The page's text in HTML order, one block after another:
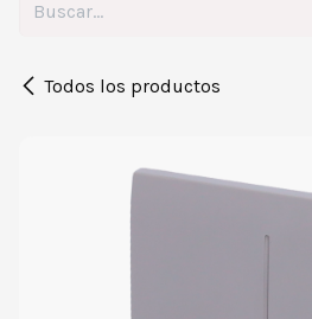
Todos los productos